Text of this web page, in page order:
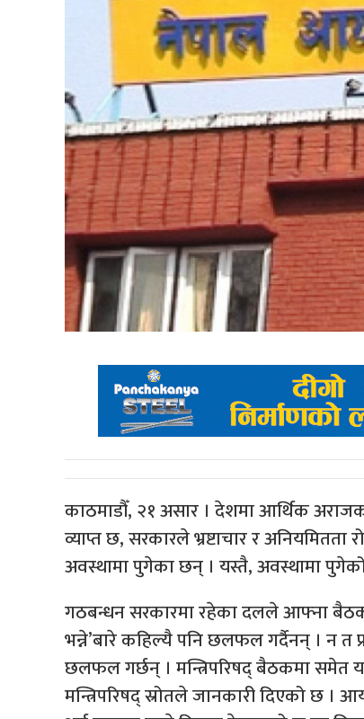
काठमाडौँ, २१ असार । देशमा आर्थिक
व्याप्त छ, सरकारले भ्रष्टाचार र
अवस्थामा पुगेका छन् । यस्तै, अवस्थामा
गठबन्धन सरकारमा रहेका दलले आफ्ना
भन्ने’बारे कहिल्यै पनि छलफल गर्दैनन् । न त
छलफल गर्छन् । मन्त्रिपरिषद् बैठकमा
मन्त्रिपरिषद् स्रोतले जानकारी दिएको छ